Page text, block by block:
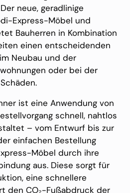
neue, geradlinige
Express-Möbel und
Bauherren in Kombination
einen entscheidenden
Neubau und der
oder bei der
ist eine Anwendung von
schnell, nahtlos
– vom Entwurf bis zur
einfachen Bestellung
Möbel durch ihre
aus. Diese sorgt für
eine schnellere
den CO₂-Fußabdruck der